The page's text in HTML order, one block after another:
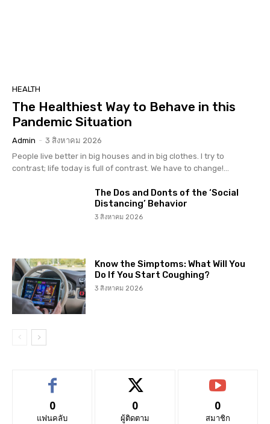
HEALTH
The Healthiest Way to Behave in this
Pandemic Situation
Admin - 3 สิงหาคม 2026
People live better in big houses and in big clothes. I try to
contrast; life today is full of contrast. We have to change!...
The Dos and Donts of the ‘Social
Distancing’ Behavior
3 สิงหาคม 2026
Know the Simptoms: What Will You
Do If You Start Coughing?
3 สิงหาคม 2026
0
แฟนคลับ
0
ผู้ติดตาม
0
สมาชิก